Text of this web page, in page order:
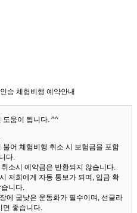
승 체험비행 예약안내
도움이 됩니다. ^^
어 체험비행 취소 시 보험금을 포함
다.
소시 예약금은 반환되지 않습니다.
저희에게 자동 통보가 되며, 입금 확
니다.
에 굽낮은 운동화가 필수이며, 선글라
면 좋습니다.